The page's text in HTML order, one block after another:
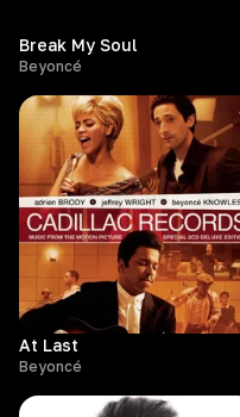
Break My Soul
Beyoncé
At Last
Beyoncé